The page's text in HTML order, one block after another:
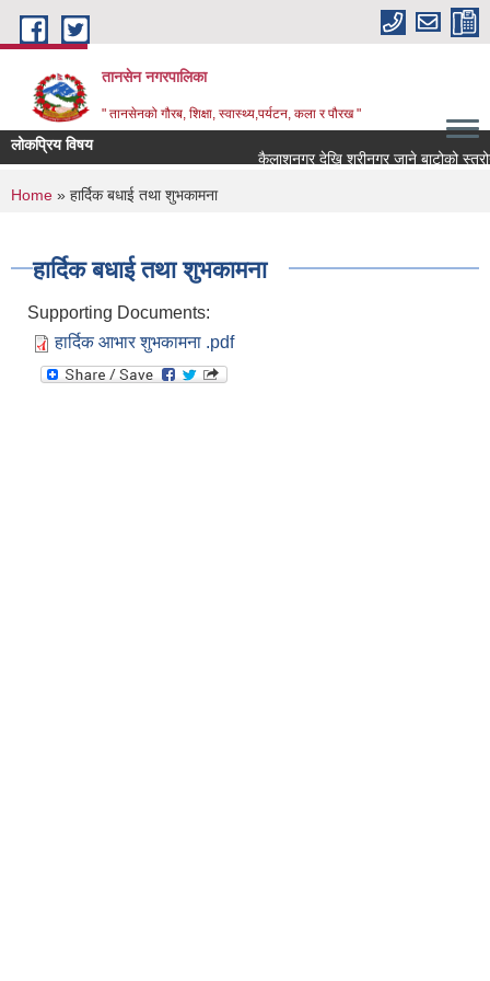
Skip to main content
तानसेन नगरपालिका
" तानसेनको गौरब, शिक्षा, स्वास्थ्य,पर्यटन, कला र पौरख "
लोकप्रिय विषय
You are here
Home » हार्दिक बधाई तथा शुभकामना
हार्दिक बधाई तथा शुभकामना
Supporting Documents:
हार्दिक आभार शुभकामना .pdf